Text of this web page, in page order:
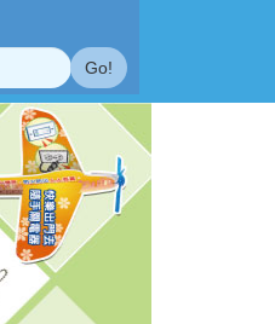
Go!